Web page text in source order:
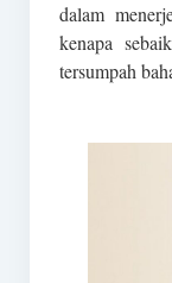
dalam
kenapa
tersumpah